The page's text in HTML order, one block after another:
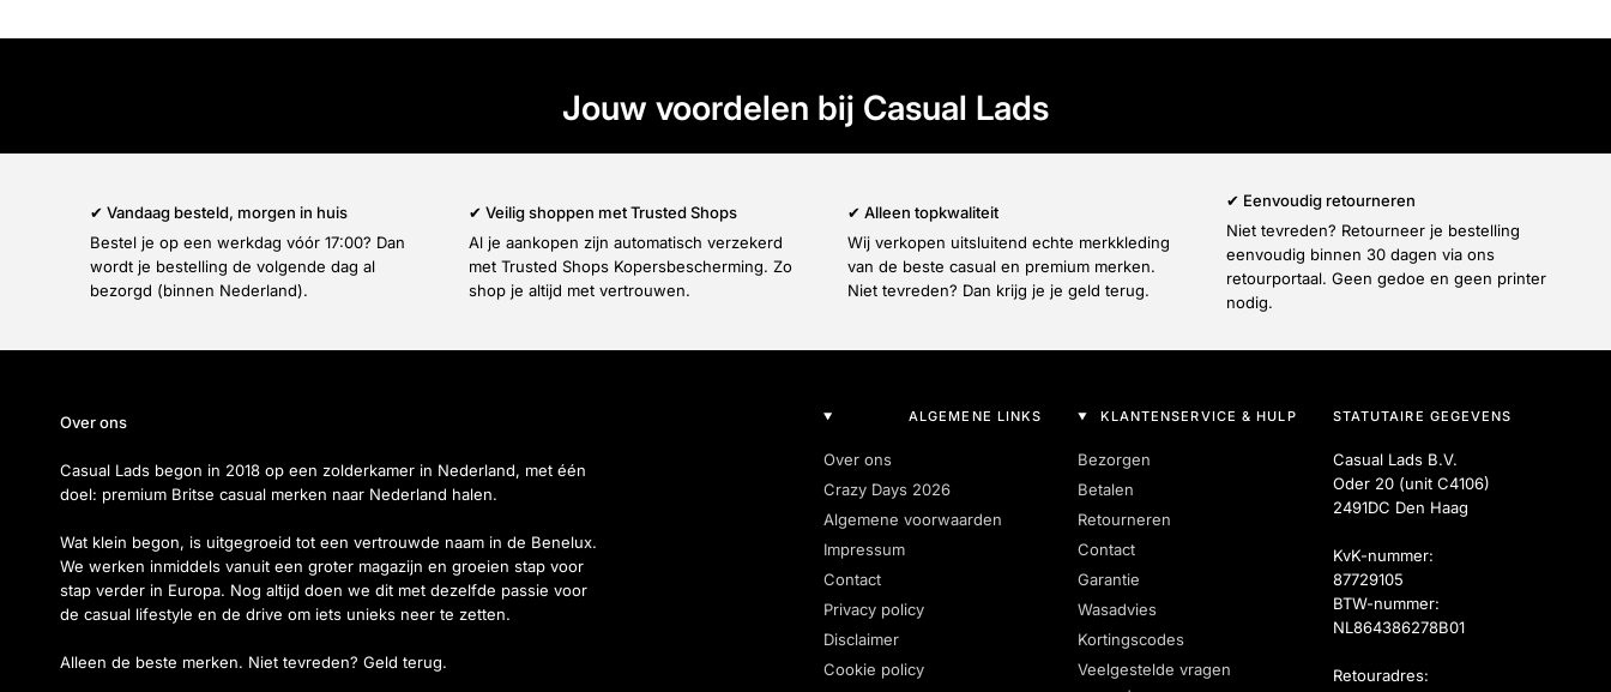
Jouw voordelen bij Casual Lads
✔ Vandaag besteld, morgen in huis
Bestel je op een werkdag vóór 17:00? Dan
wordt je bestelling de volgende dag al
bezorgd (binnen Nederland).
✔ Veilig shoppen met Trusted Shops
Al je aankopen zijn automatisch verzekerd
met Trusted Shops Kopersbescherming. Zo
shop je altijd met vertrouwen.
✔ Alleen topkwaliteit
Wij verkopen uitsluitend echte merkkleding
van de beste casual en premium merken.
Niet tevreden? Dan krijg je je geld terug.
✔ Eenvoudig retourneren
Niet tevreden? Retourneer je bestelling
eenvoudig binnen 30 dagen via ons
retourportaal. Geen gedoe en geen printer
nodig.
Over ons
Casual Lads begon in 2018 op een zolderkamer in Nederland, met één
doel: premium Britse casual merken naar Nederland halen.
Wat klein begon, is uitgegroeid tot een vertrouwde naam in de Benelux.
We werken inmiddels vanuit een groter magazijn en groeien stap voor
stap verder in Europa. Nog altijd doen we dit met dezelfde passie voor
de casual lifestyle en de drive om iets unieks neer te zetten.
Alleen de beste merken. Niet tevreden? Geld terug.
ALGEMENE LINKS
Over ons
Crazy Days 2026
Algemene voorwaarden
Impressum
Contact
Privacy policy
Disclaimer
Cookie policy
KLANTENSERVICE & HULP
Bezorgen
Betalen
Retourneren
Contact
Garantie
Wasadvies
Kortingscodes
Veelgestelde vragen
STATUTAIRE GEGEVENS
Casual Lads B.V.
Oder 20 (unit C4106)
2491DC Den Haag
KvK-nummer:
87729105
BTW-nummer:
NL864386278B01
Retouradres: